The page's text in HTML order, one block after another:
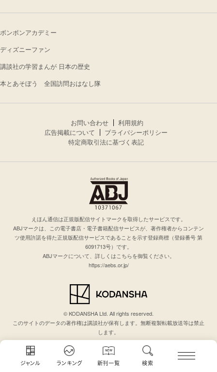
ジャンル ランキング 新刊一覧 検索
ボンボンアカデミー
ディズニーファン
講談社の学習まんが 日本の歴史
本とあそぼう 全国訪問おはなし隊
お問い合わせ
利用規約
広告掲載について
プライバシーポリシー
特定商取引法に基づく表記
えほん通信は正規版配信サイトマークを取得したサービスです。
ABJマークは、この電子書店・電子書籍配信サービスが、著作権者からコンテン
ツ使用許諾を得た正規版配信サービスであることを示す登録商標（登録番号 第
6091713号）です。
ABJマークについて、詳しくはこちらを御覧ください。
https://aebs.or.jp/
© KODANSHA Ltd. All rights reserved.
このサイトのデータの著作権は講談社が保有します。無断複製転載放送等は禁止
します。